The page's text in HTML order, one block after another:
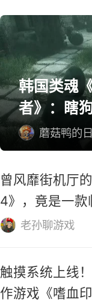
韩国类魂
者》：瞎
怎么个事！
蘑菇鸭的
曾风靡街机厅
4》，竟是一款
游戏？老孙聊游戏
触摸系统上线
作游戏《嗜血